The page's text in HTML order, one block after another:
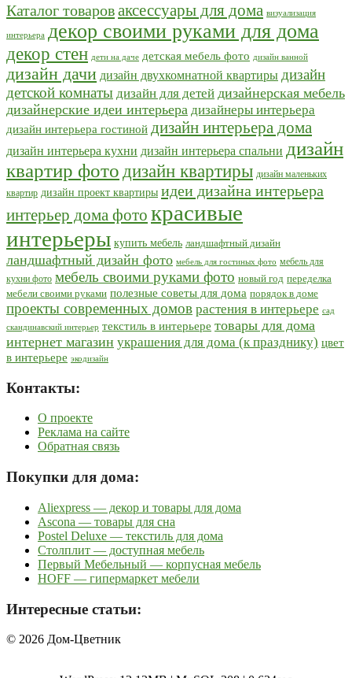
Каталог товароваксессуары для дома визуализация
интерьера декор своими руками для дома
декор стен дети на даче детская мебель фото дизайн ванной
дизайн дачи дизайн двухкомнатной квартиры дизайн
детской комнаты дизайн для детей дизайнерская мебель
дизайнерские идеи интерьера дизайнеры интерьера
дизайн интерьера гостиной дизайн интерьера дома
дизайн интерьера кухни дизайн интерьера спальни дизайн
квартир фото дизайн квартиры дизайн маленьких
квартир дизайн проект квартиры идеи дизайна интерьера
интерьер дома фото красивые
интерьеры купить мебель ландшафтный дизайн
ландшафтный дизайн фото мебель для гостиных фото мебель для
кухни фото мебель своими руками фото новый год переделка
мебели своими руками полезные советы для дома порядок в доме
проекты современных домов растения в интерьере сад
скандинавский интерьер текстиль в интерьере товары для дома
интернет магазин украшения для дома (к празднику) цвет
в интерьере экодизайн
Контакты:
О проекте
Реклама на сайте
Обратная связь
Покупки для дома:
Aliexpress — декор и товары для дома
Ascona — товары для сна
Postel Deluxe — текстиль для дома
Столплит — доступная мебель
Первый Мебельный — корпусная мебель
HOFF — гипермаркет мебели
Интересные статьи:
© 2026 Дом-Цветник